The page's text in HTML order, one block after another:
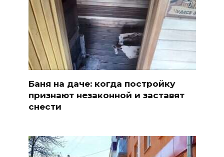
Баня на даче: когда постройку
признают незаконной и заставят
снести